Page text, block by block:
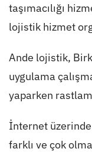
taşımacılığı
lojistik hizmet
Ande lojistik,
uygulama
yaparken
İnternet
farklı ve çok